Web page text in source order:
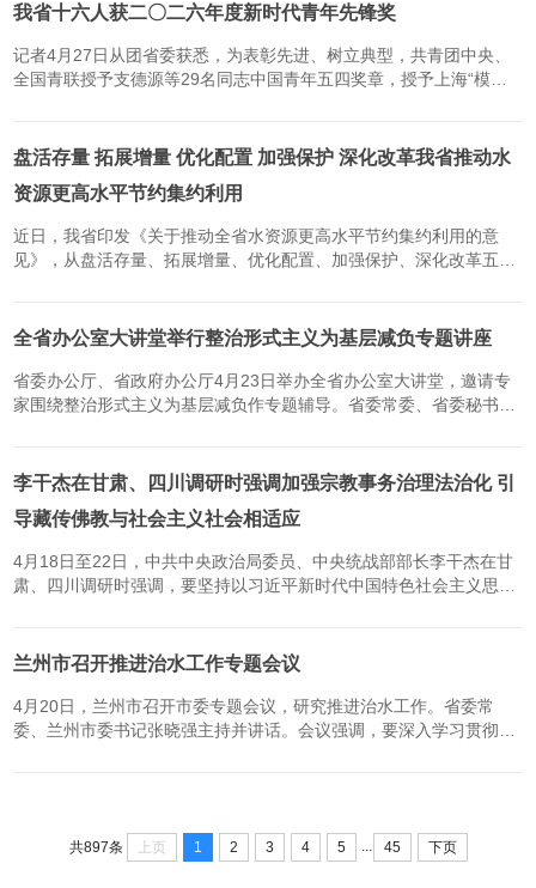
我省十六人获二〇二六年度新时代青年先锋奖
记者4月27日从团省委获悉，为表彰先进、树立典型，共青团中央、
全国青联授予支德源等29名同志中国青年五四奖章，授予上海“模速
章集体，授予刁新宇等749名同志新时代青年先锋。我省16人荣获2...
盘活存量 拓展增量 优化配置 加强保护 深化改革我省推动水
资源更高水平节约集约利用
近日，我省印发《关于推动全省水资源更高水平节约集约利用的意
见》，从盘活存量、拓展增量、优化配置、加强保护、深化改革五大
社会高质量发展。《意见》明确，我省将全面摸清水资源开发利用...
全省办公室大讲堂举行整治形式主义为基层减负专题讲座
省委办公厅、省政府办公厅4月23日举办全省办公室大讲堂，邀请专
家围绕整治形式主义为基层减负作专题辅导。省委常委、省委秘书长
主义官僚主义的重要论述，扎实开展树立和践行正确政绩观学习教...
李干杰在甘肃、四川调研时强调加强宗教事务治理法治化 引
导藏传佛教与社会主义社会相适应
4月18日至22日，中共中央政治局委员、中央统战部部长李干杰在甘
肃、四川调研时强调，要坚持以习近平新时代中国特色社会主义思想
进我国宗教中国化、加强宗教事务治理法治化的要求，积极引导藏...
兰州市召开推进治水工作专题会议
4月20日，兰州市召开市委专题会议，研究推进治水工作。省委常
委、兰州市委书记张晓强主持并讲话。会议强调，要深入学习贯彻习
全面贯彻“节水优先、空间均衡、系统治理、两手发力”治水思路和...
共897条 上页 1 2 3 4 5 ... 45 下页